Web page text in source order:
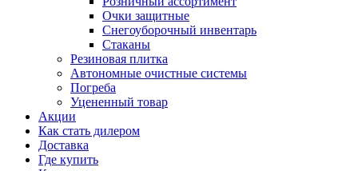
Очки защитные
Снегоуборочный инвентарь
Стаканы
Резиновая плитка
Автономные очистные системы
Погреба
Уцененный товар
Акции
Как стать дилером
Доставка
Где купить